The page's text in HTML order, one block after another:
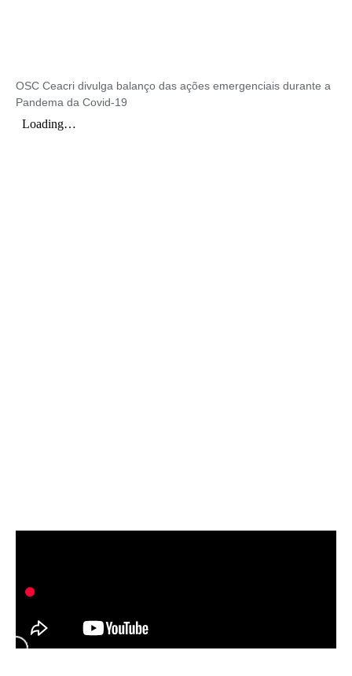
OSC Ceacri divulga balanço das ações emergenciais durante a
Pandema da Covid-19